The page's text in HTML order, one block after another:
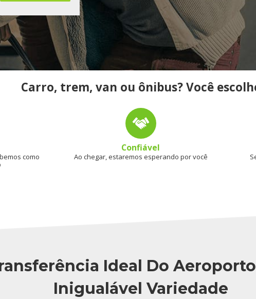
Carro, trem, van ou ônibus? Você
como
Confiável
Ao chegar, estaremos esperando por você
Ideal Do
Inigualável Variedade